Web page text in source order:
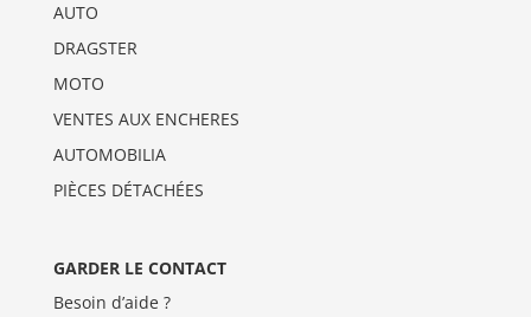
AUTO
DRAGSTER
MOTO
VENTES AUX ENCHERES
AUTOMOBILIA
PIÈCES DÉTACHÉES
GARDER LE CONTACT
Besoin d’aide ?